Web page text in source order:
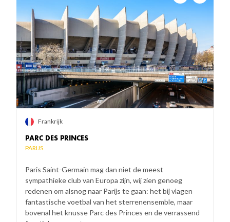
Angers Brest Metz
Clermont-Ferrand Troyes Saint-Denis
Le Havre
PARC DES PRINCES
PARIJS
Paris Saint-Germain mag dan niet de meest
sympathieke club van Europa zijn, wij zien genoeg
redenen om alsnog naar Parijs te gaan: het bij vlagen
fantastische voetbal van het sterrenensemble, maar
bovenal het knusse Parc des Princes en de verrassend
Frankrijk